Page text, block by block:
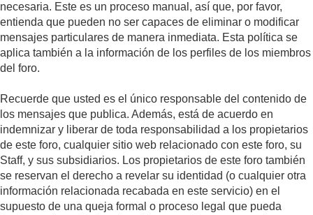
necesaria. Este es un proceso manual, así que, por favor,
entienda que pueden no ser capaces de eliminar o modificar
mensajes particulares de manera inmediata. Esta política se
aplica también a la información de los perfiles de los miembros
del foro.
Recuerde que usted es el único responsable del contenido de
los mensajes que publica. Además, está de acuerdo en
indemnizar y liberar de toda responsabilidad a los propietarios
de este foro, cualquier sitio web relacionado con este foro, su
Staff, y sus subsidiarios. Los propietarios de este foro también
se reservan el derecho a revelar su identidad (o cualquier otra
información relacionada recabada en este servicio) en el
supuesto de una queja formal o proceso legal que pueda